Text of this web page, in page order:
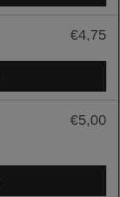
€4,75
€5,00